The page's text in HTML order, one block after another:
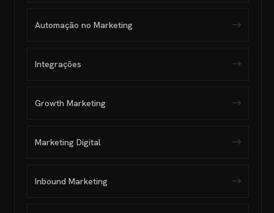
Automação no Marketing
Integrações
Growth Marketing
Marketing Digital
Inbound Marketing